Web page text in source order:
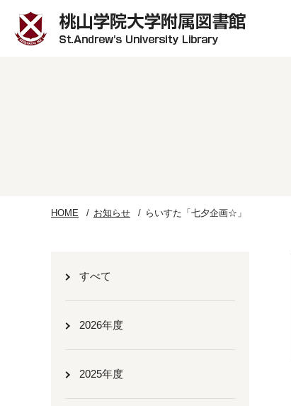
HOME お知らせ らいすた「七夕企画☆」
すべて
2026年度
2025年度